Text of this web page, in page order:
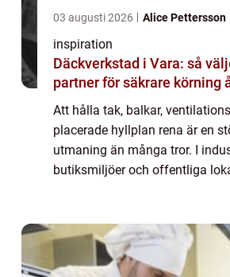
03 augusti 2026 Alice Pettersson
inspiration
Däckverkstad i Vara: så
partner för säkrare körning
Att hålla tak, balkar,
placerade hyllplan rena är en
utmaning än många tror. I
butiksmiljöer och offentliga